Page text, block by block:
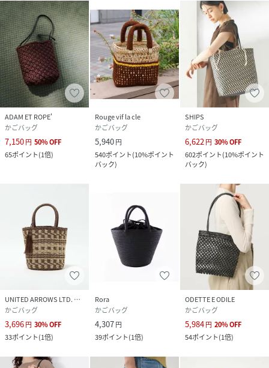
とにもあります。
私たちは、いつまでも、日常に寄り添う存在として、手仕事
の温もりと公平な価値の循環を届け続けます。
【注意事項】
※商品画像は、光の当たり具合やパソコンなどの閲覧環境に
より、
実際の色味と異なって見える場合がございます。あらかじめ
ご了承ください。
※画像の商品はサンプルです。
※その他の予約商品、通常商品との同時決済はできません。
※入荷状況により、お届け予定が前後する場合があります。
※お客様への発送が店頭販売より遅れる場合もあります。
※追加生産商品は、一部の店舗、通販で販売中の場合がござ
います。予めご了承下さい。
※商品を使用前に、タグ等に記載されている「取り扱い上の
「洗濯表示」を必ずご確認ください。
※商品に不良が無い場合、包装紙および箱の彼損がございま
しても発送いたします。
あらかじめご了承ください。
ADAM ET ROPE'
かごバッグ
7,150円 50%OFF
65ポイント(1倍)
Rouge vif la cle
かごバッグ
5,940円
540ポイント(10%ポイント
バック)
SHIPS
かごバッグ
6,622 円 30%OFF
602ポイント(10%ポイント
バック)
UNITED ARROWS LTD. OUTLET
かごバッグ
3,696円 30%OFF
33ポイント(1倍)
Rora
かごバッグ
4,307円
39ポイント(1倍)
ODETTE E ODILE
かごバッグ
5,984円 20%OFF
54ポイント(1倍)